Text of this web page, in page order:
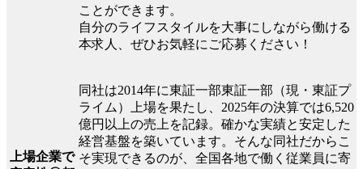
ことができます。
自分のライフスタイルを大事にしながら働ける
本求人、ぜひお気軽にご応募ください！
上場企業で
同社は2014年に東証一部東証一部（現・東証プ
ライム）上場を果たし、2025年の決算では6,520
億円以上の売上を記録。確かな実績と安定した
経営基盤を築いています。そんな同社だからこ
そ実現できるのが、全国各地で働く従業員に寄